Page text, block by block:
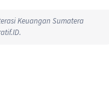
Keuangan Sumatera